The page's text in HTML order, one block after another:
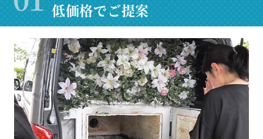
低価格でご提案